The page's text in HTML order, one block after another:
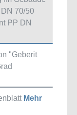
70/50
PP DN
"Geberit
Mehr